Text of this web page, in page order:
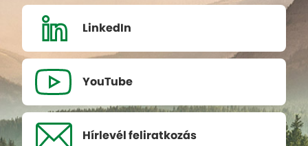
LinkedIn
YouTube
Hírlevél feliratkozás